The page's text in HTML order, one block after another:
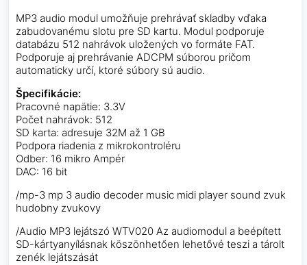
MP3 audio modul umožňuje prehrávať skladby vďaka
zabudovanému slotu pre SD kartu. Modul podporuje
databázu 512 nahrávok uložených vo formáte FAT.
Podporuje aj prehrávanie ADCPM súborou pričom
automaticky určí, ktoré súbory sú audio.
Špecifikácie:
Pracovné napätie: 3.3V
Počet nahrávok: 512
SD karta: adresuje 32M až 1 GB
Podpora riadenia z mikrokontroléru
Odber: 16 mikro Ampér
DAC: 16 bit
/mp-3 mp 3 audio decoder music midi player sound zvuk
hudobny zvukovy
/Audio MP3 lejátszó WTV020 Az audiomodul a beépített
SD-kártyanyílásnak köszönhetően lehetővé teszi a tárolt
zenék lejátszását